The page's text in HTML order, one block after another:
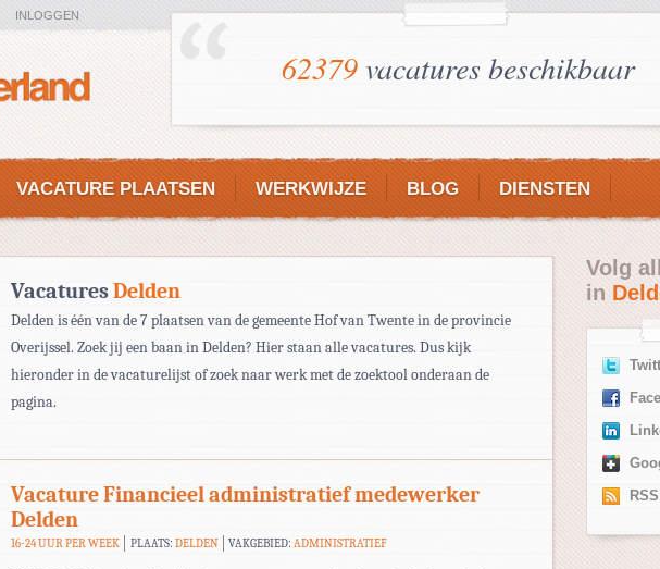
INLOGGEN
62379vacatures beschikbaar
VACATURE PLAATSEN WERKWIJZE BLOG DIENSTEN
VacaturesDelden
Delden is één van de 7 plaatsen van de gemeente Hof van Twente in de provincie
Overijssel. Zoek jij een baan in Delden? Hier staan alle vacatures. Dus kijk
hieronder in de vacaturelijst of zoek naar werk met de zoektool onderaan de
pagina.
Vacature Financieel administratief medewerker
Delden
16-24 UUR PER WEEK PLAATS: DELDEN VAKGEBIED:ADMINISTRATIEF
Volg
in
RSS